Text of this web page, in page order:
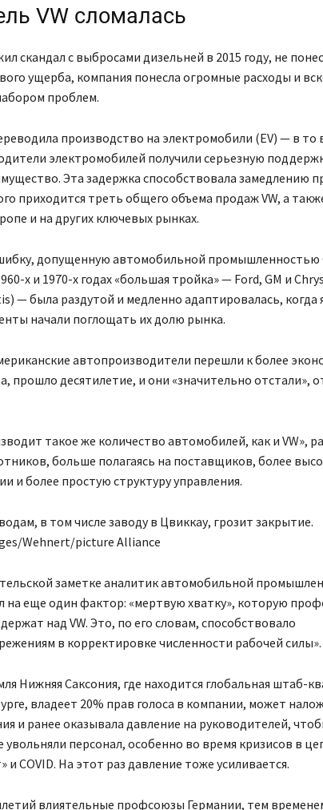
VW сломалась
скандал с выбросами дизельней в 2015 году, не
ущерба, компания понесла огромные расходы и
проблем.
производство на электромобили (EV) — в то
электромобилей получили серьезную
Эта задержка способствовала замедлению
приходится треть общего объема продаж VW, а
и на других ключевых рынках.
допущенную автомобильной
х и 1970-х годах «большая тройка» — Ford, GM и
— была раздутой и медленно адаптировалась, когда
начали поглощать их долю рынка.
автопроизводители перешли к более
прошло десятилетие, и они «значительно отстали»,
такое же количество автомобилей, как и VW»,
больше полагаясь на поставщиков, более
и более простую структуру управления.
в том числе заводу в Цвиккау, грозит закрытие.
Wehnert/picture Alliance
заметке аналитик автомобильной
на еще один фактор: «мертвую хватку», которую
над VW. Это, по его словам, способствовало
в корректировке численности рабочей силы».
Нижняя Саксония, где находится глобальная штаб-
владеет 20% прав голоса в компании, может
и ранее оказывала давление на руководителей,
персонал, особенно во время кризисов в
и COVID. На этот раз давление тоже усиливается.
влиятельные профсоюзы Германии, тем